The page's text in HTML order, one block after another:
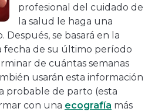
profesional del cuidado de
la salud le haga una
se basará en la
fecha de su último período
de cuántas semanas
usarán esta información
probable de parto (esta
con una ecografía más